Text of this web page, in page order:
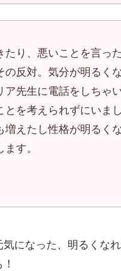
たり、悪いことを言っ
の反対。気分が明るく
ア先生に電話をしちゃ
とを考えられずにいま
増えたし性格が明るく
す。
気になった、明るくな